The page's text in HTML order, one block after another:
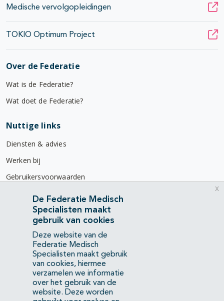
Medische vervolgopleidingen
TOKIO Optimum Project
Over de Federatie
Wat is de Federatie?
Wat doet de Federatie?
Nuttige links
Diensten & advies
Werken bij
Gebruikersvoorwaarden
Privacyverklaring
Contact
Mercatorlaan 1200
3528 BL Utrecht
(088) 505 34 34
info@richtlijnendatabase.nl
De Federatie Medisch
Specialisten maakt
gebruik van cookies
Deze website van de
Federatie Medisch
Specialisten maakt gebruik
van cookies, hiermee
verzamelen we informatie
over het gebruik van de
website. Deze worden
x